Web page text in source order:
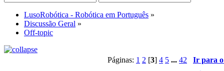
LusoRobótica - Robótica em Português »
Discussão Geral »
Off-topic
Páginas: 1 2 [3] 4 5 ... 42
Ir para